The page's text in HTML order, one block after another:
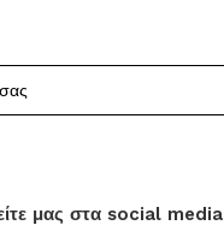
μας στα social media